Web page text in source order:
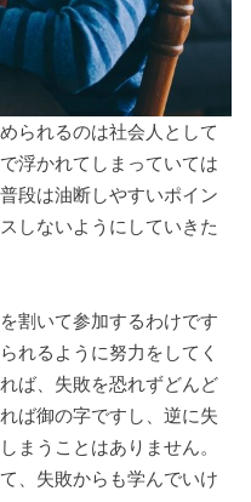
られるのは社会人として
浮かれてしまっていては
段は油断しやすいポイン
しないようにしていきた
割いて参加するわけです
れるように努力をしてく
ば、失敗を恐れずどんど
ば御の字ですし、逆に失
まうことはありません。
、失敗からも学んでいけ